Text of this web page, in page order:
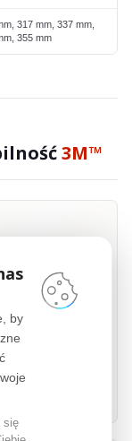
317 mm, 337 mm,
355 mm
3M™
mocowania filtrów
w
pasków
i szybka,
Technologia
i trwałości, bez
Idealne
i efektywność.
by
się